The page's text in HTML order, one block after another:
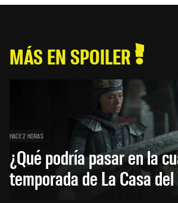
MÁS EN SPOILER
HACE 2 HORAS
¿Qué podría pasar en la
temporada de La Casa